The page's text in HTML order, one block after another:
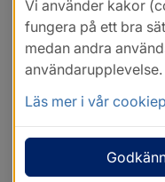
Vi använder kakor
fungera på ett bra
medan andra
användarupplevelse.
Läs mer i vår